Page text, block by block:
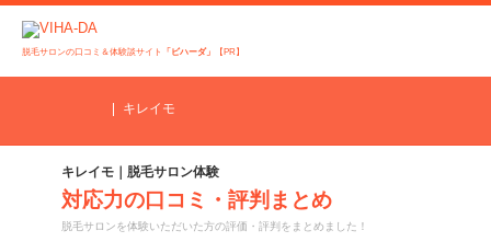
脱毛サロンの口コミ＆体験談サイト 「ビハーダ」 【PR】
キレイモ
キレイモ｜脱毛サロン体験
対応力の口コミ・評判まとめ
脱毛サロンを体験いただいた方の評価・評判をまとめました！